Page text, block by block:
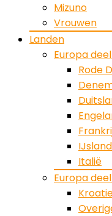
Mizuno
Vrouwen
Landen
Europa deel
Rode
IJsland
Italië
Europa